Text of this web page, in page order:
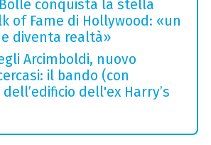
conquista la stella
of Fame di Hollywood: «un
diventa realtà»
Arcimboldi, nuovo
il bando (con
dell'ex Harry’s